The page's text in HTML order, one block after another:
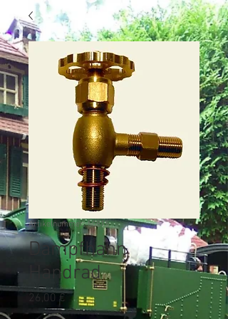
Artikelnummer: 50815
Dampfhahn
Handrad
26,00 €Preis